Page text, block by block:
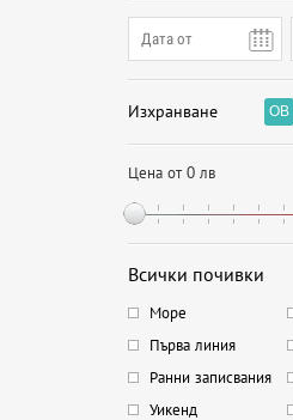
Изхранване OB
Цена от 0 лв
Всички почивки
Море
Първа линия
Ранни записвания
Уикенд